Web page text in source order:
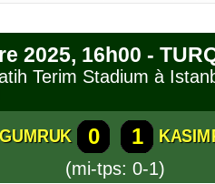
2025, 16h00 -
Terim Stadium à
0 1
(mi-tps: 0-1)